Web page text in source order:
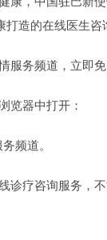
打造的在线医生
服务频道，立即免
览器中打开：
频道。
疗咨询服务，不